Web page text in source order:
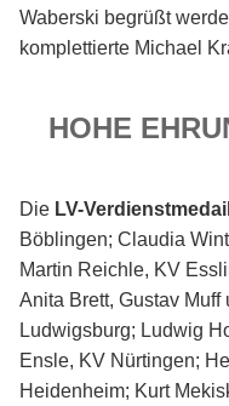
Waberski begrüßt
komplettierte Michael
HOHE
Die LV-
Böblingen; Claudia
Martin Reichle, KV
Anita Brett, Gustav
Ludwigsburg; Ludwig
Ensle, KV Nürtingen;
Heidenheim; Kurt